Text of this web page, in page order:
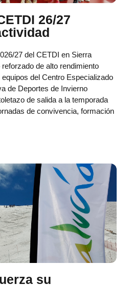
26/27
27 del CETDI en Sierra
de alto rendimiento
del Centro Especializado
de Deportes de Invierno
de salida a la temporada
de convivencia, formación
su